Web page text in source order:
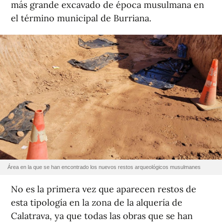
más grande excavado de época musulmana en
el término municipal de Burriana.
Área en la que se han encontrado los nuevos restos arqueológicos musulmanes
No es la primera vez que aparecen restos de
esta tipología en la zona de la alquería de
Calatrava, ya que todas las obras que se han